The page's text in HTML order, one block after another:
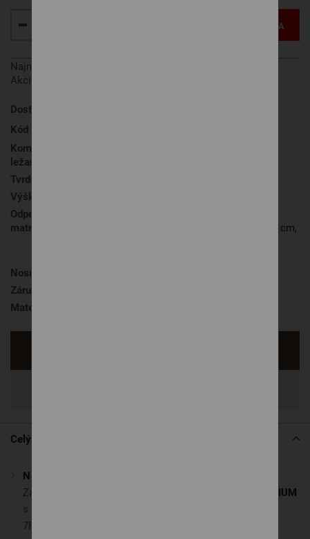
VLOŽIŤ DO KOŠÍKA
Najnižšia cena za posledných 30 dní pred zľavou:
Akcia platí od 1.8. do 31.8. 2026.
Dostupnosť
Kód produktu
Komfort a kvalita
ležania
Tvrdosť
Výška matraca
Odporúčaná podložka
matraca
prípade postele so šírkou nad 140 cm,
Nosnosť matraca
Záruka
Materiál matraca
Celý popis
Nosná vrstva – latexové jadro PREMIUM 7Fyzio
Základ matraca tvorí extra vysoké latexové jadro
PREMIUM
s výškou až
7Fyzio. Latex citlivo reaguje na pohyb a tvar tela,